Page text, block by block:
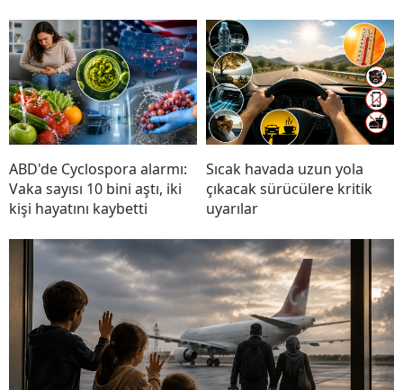
ABD'de Cyclospora alarmı:
Vaka sayısı 10 bini aştı, iki
kişi hayatını kaybetti
Sıcak havada uzun yola
çıkacak sürücülere kritik
uyarılar